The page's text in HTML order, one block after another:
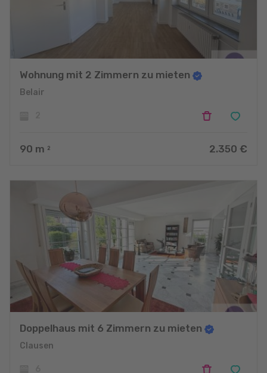
Wohnung mit 2 Zimmern zu mieten
Belair
90 m 2 2.350 €
Doppelhaus mit 6 Zimmern zu mieten
Clausen